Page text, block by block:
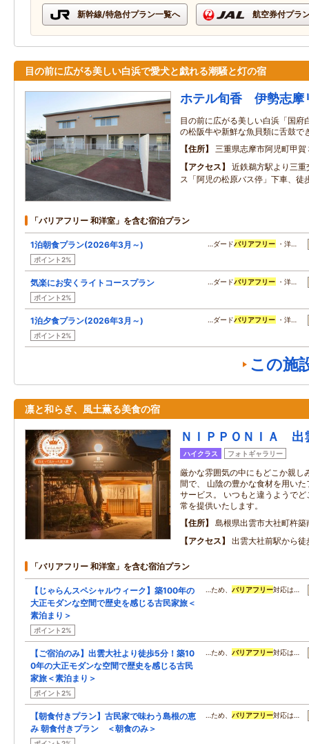
新幹線/特急付プラン一覧へ 航空券付プラ
目の前に広がる美しい白浜で愛犬と戯れる潮騒と灯の宿
ホテル旬香 伊勢志摩
目の前に広がる美しい白浜「国府
の松阪牛や新鮮な魚貝類に舌鼓で
住所
三重県志摩市阿児町甲賀
アクセス
近鉄鵜方駅より三
ス「阿児の松原バス停」下車、徒
「バリアフリー 和洋室」を含む宿泊プラン
1泊朝食プラン(2026年3月～)
ポイント2%
…ダードバリアフリー ・洋…
気楽にお安くライトコースプラン
ポイント2%
…ダードバリアフリー ・洋…
1泊夕食プラン(2026年3月～)
ポイント2%
…ダードバリアフリー ・洋…
この施
凛と和らぎ、風土薫る美食の宿
ＮＩＰＰＯＮＩＡ
ハイクラス フォトギャラリー
厳かな雰囲気の中にもどこか親し
間で、 山陰の豊かな食材を用い
サービス。 いつもと違うようで
常を提供いたします。
住所
島根県出雲市大社町杵
アクセス
出雲大社前駅から徒
「バリアフリー 和洋室」を含む宿泊プラン
【じゃらんスペシャルウィーク】築100年の
大正モダンな空間で歴史を感じる古民家旅＜
素泊まり＞
ポイント2%
…ため、 バリアフリー対応は…
【ご宿泊のみ】出雲大社より徒歩5分！築10
0年の大正モダンな空間で歴史を感じる古民
家旅＜素泊まり＞
ポイント2%
…ため、 バリアフリー対応は…
【朝食付きプラン】古民家で味わう島根の恵
み 朝食付きプラン ＜朝食のみ＞
…ため、 バリアフリー対応は…